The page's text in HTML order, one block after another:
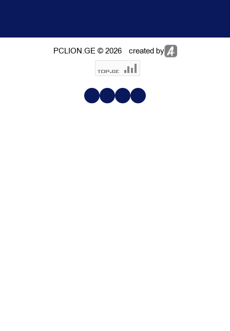
PCLION.GE © 2026 created by